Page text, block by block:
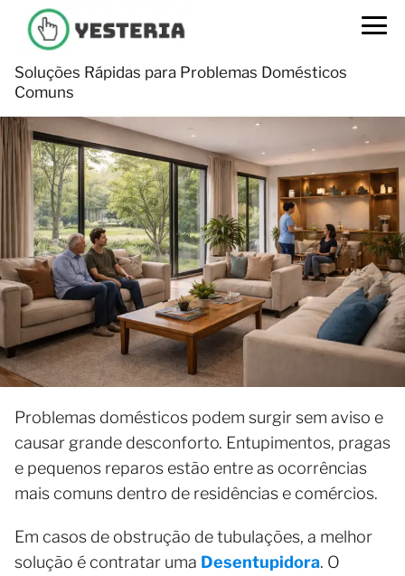
Soluções Rápidas para Problemas Domésticos
Comuns
Problemas domésticos podem surgir sem aviso e
causar grande desconforto. Entupimentos, pragas
e pequenos reparos estão entre as ocorrências
mais comuns dentro de residências e comércios.
Em casos de obstrução de tubulações, a melhor
solução é contratar uma Desentupidora. O